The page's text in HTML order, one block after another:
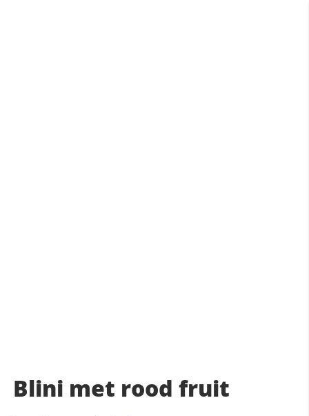
Blini met rood fruit